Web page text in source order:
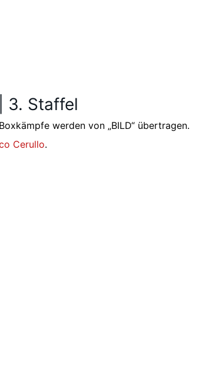
3. Staffel
werden von „BILD“ übertragen.
Cerullo.